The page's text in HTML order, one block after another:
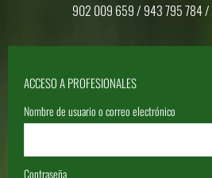
902 009 659 / 943 795 784 /
ACCESO A PROFESIONALES
Nombre de usuario o correo electrónico
Contraseña